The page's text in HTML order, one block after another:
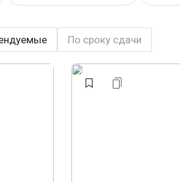
садик Закрытая территория
Строится, есть сданные
По сроку сдачи